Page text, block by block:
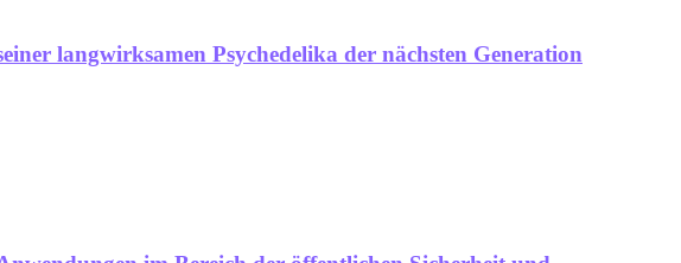
langwirksamen Psychedelika der nächsten Generation